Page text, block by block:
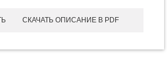
СКАЧАТЬ ОПИСАНИЕ В PDF